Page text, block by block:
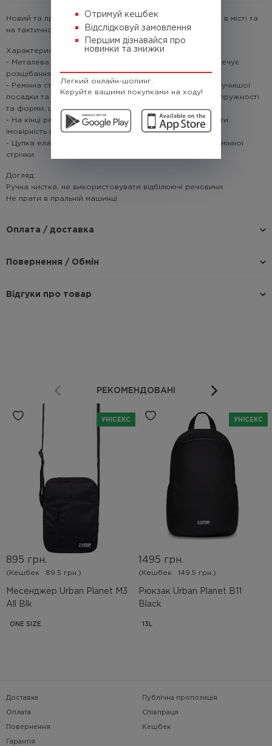
Отримуй кешбек
Відслідковуй замовлення
Першим дізнавайся про
новинки та знижки
Легкий онлайн-шопинг.
Керуйте вашими покупками на ходу!
Новий та практичний ремінь для будь яких задач і цілей в місті та
на тактичному завданні.
Характеристики:
- Металева пряжка з системою Fast release, що забезпечує
розщібання та защібання пряжки одним рухом.
- Ремінна стрічка, що може розтягуватись, для більш зручнішої
посадки та використання. При цьому не втрачає своєї пружності
та форми, ширина 4см, довжина 125 см.
- На кінці ременя вшито брендовану бірку, аби зменшити
імовірність пошкодження краю ременя.
- Цупка еластична резинка для утримання надлишку ремінної
стрічки.
Догляд:
Ручна чистка, не використовувати відбілюючі речовини.
Не прати в пральній машинці.
Оплата / доставка
Повернення / Обмін
Відгуки про товар
РЕКОМЕНДОВАНІ
УНІСЕКС
Месенджер Urban Planet M3
All Blk
895 грн.
(Кешбек 89.5 грн.)
ONE SIZE
УНІСЕКС
Рюкзак Urban Planet B11
Black
1495 грн.
(Кешбек 149.5 грн.)
13L
Доставка
Оплата
Повернення
Гарантія
Публічна пропозиція
Співпраця
Кешбек